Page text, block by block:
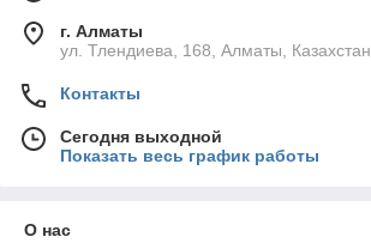
г. Алматы
ул. Тлендиева, 168, Алматы, Казахстан
Контакты
Сегодня выходной
Показать весь график работы
О нас